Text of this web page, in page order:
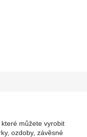
můžete vyrobit
ozdoby, závěsné